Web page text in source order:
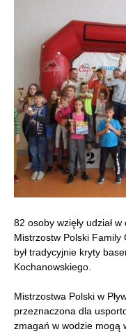
82 osoby wzięły udział
Mistrzostw Polski Family
był tradycyjnie kryty
Kochanowskiego.
Mistrzostwa Polski w
przeznaczona dla
zmagań w wodzie mogą